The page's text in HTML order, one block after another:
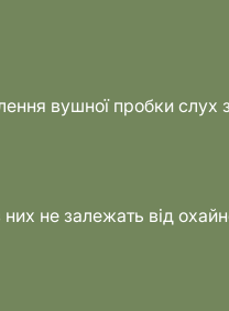
вушної пробки слух
не залежать від